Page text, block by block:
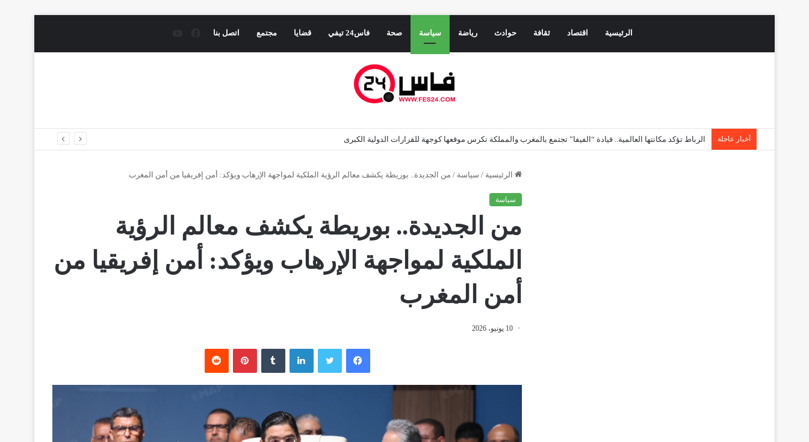
الرئيسية اقتصاد ثقافة حوادث رياضة سياسة صحة فاس24 تيفي قضايا مجتمع اتصل بنا
أخبار عاجلة فاجعة تهز إقليم تازة.. مصرع طفلتين غرقًا بوادي بجماعة بوحلو والسلطات تفتح تحقيقًا
الرئيسية / سياسة / من الجديدة.. بوريطة يكشف معالم الرؤية الملكية لمواجهة الإرهاب ويؤكد: أمن إفريقيا من أمن المغرب
سياسة
من الجديدة.. بوريطة يكشف معالم الرؤية
الملكية لمواجهة الإرهاب ويؤكد: أمن إفريقيا من
أمن المغرب
10 يونيو، 2026
فيسبوك تويتر لينكدإن بينتيريست